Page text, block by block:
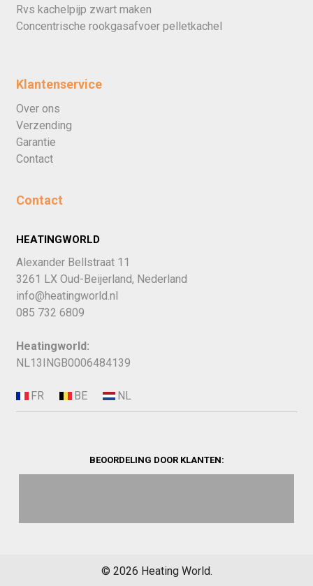
Rvs kachelpijp zwart maken
Concentrische rookgasafvoer pelletkachel
Klantenservice
Over ons
Verzending
Garantie
Contact
Contact
HEATINGWORLD
Alexander Bellstraat 11
3261 LX Oud-Beijerland, Nederland
info@heatingworld.nl
085 732 6809
Heatingworld:
NL13INGB0006484139
BEOORDELING DOOR KLANTEN:
© 2026 Heating World.